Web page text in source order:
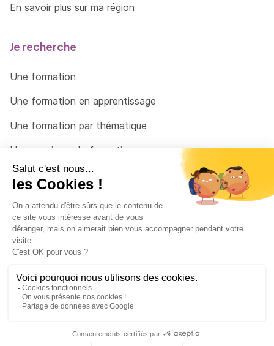
En savoir plus sur ma région
Je recherche
Une formation
Une formation en apprentissage
Une formation par thématique
Un organisme de formation
Un conseiller
© 2026 - Côté Formations - par Via Compétences
Menu Pied de page
Mentions Légales
Politique de confidentialité